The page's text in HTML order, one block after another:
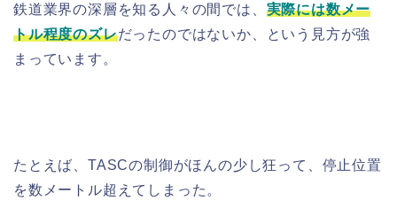
鉄道業界の深層を知る人々の間では、 実際には数メー
トル程度のズレだったのではないか、という見方が強
まっています。
たとえば、TASCの制御がほんの少し狂って、停止位置
を数メートル超えてしまった。